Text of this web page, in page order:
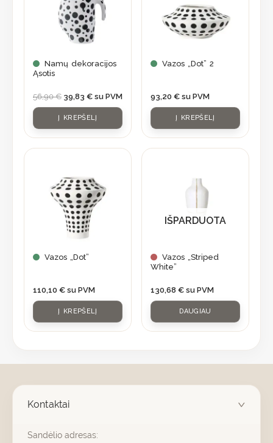
Namų dekoracijos
Ąsotis
56,90€ 39,83 € su PVM
Į KREPŠELĮ
Vazos „Dot” 2
93,20 € su PVM
Į KREPŠELĮ
Vazos „Dot”
110,10 € su PVM
Į KREPŠELĮ
IŠPARDUOTA
Vazos „Striped
White”
130,68 € su PVM
DAUGIAU
Kontaktai
Sandėlio adresas: